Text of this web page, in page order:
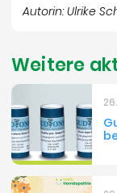
Autorin: Ulrike
Weitere